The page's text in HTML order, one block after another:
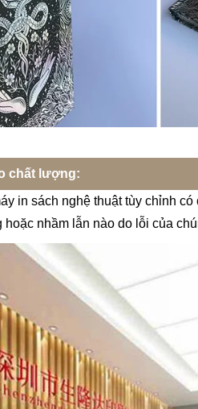
chất lượng:
in sách nghệ thuật tùy chỉnh
hoặc nhầm lẫn nào do lỗi của